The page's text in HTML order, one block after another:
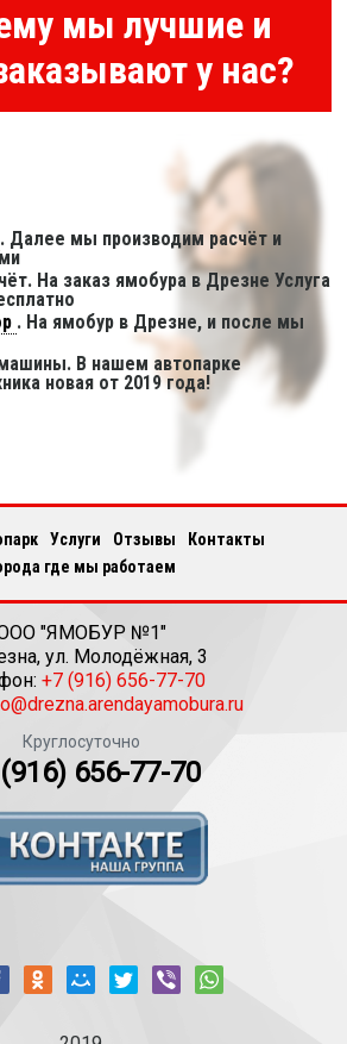
мы лучшие и
у нас?
. Далее мы производим расчёт и
На заказ ямобура в Дрезне Услуга
. На ямобур в Дрезне, и после мы
В нашем автопарке
новая от 2019 года!
Услуги Отзывы
Контакты
где мы работаем
"ЯМОБУР №1"
, ул. Молодёжная, 3
+7 (916) 656-77-70
Круглосуточно
656-77-70